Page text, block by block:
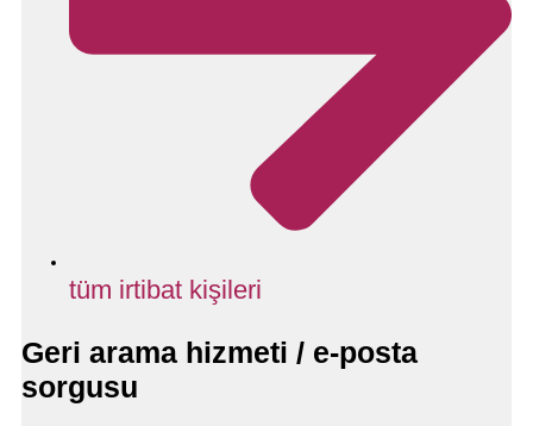
tüm irtibat kişileri
Geri arama hizmeti / e-posta
sorgusu